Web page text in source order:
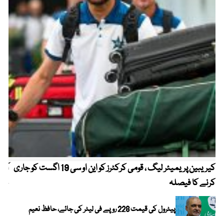
کیریبین پریمیئر لیگ ، قومی کرکٹرز کو این او سی 19 اگست کو جاری
کرنے کا فیصلہ
پیٹرول کی قیمت 228 روپے فی لیٹر کی جائے، حافظ نعیم